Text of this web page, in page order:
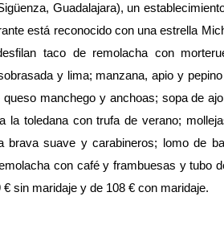
Guadalajara), un
está reconocido con una estrella
taco de remolacha con
y lima; manzana, apio y
manchego y anchoas; sopa de
la toledana con trufa de verano;
brava suave y carabineros; lomo de
con café y frambuesas y tubo
sin maridaje y de 108 € con maridaje.